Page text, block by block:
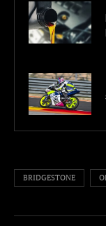
BRIDGESTONE